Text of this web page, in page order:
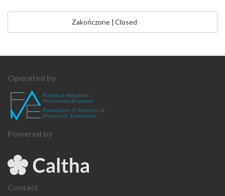
Zakończone | Closed
Operated by
Powered by
Contact